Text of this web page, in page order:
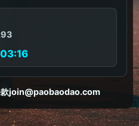
join@paobaodao.com